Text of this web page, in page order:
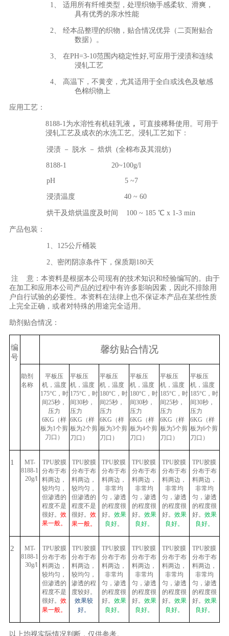
1、 适用所有纤维类型，处理织物手感柔软、滑爽，
具有优秀的亲水性能
2、 经本品整理的织物，贴合情况优异（二页附贴合
数据）。
3、 在PH=3-10范围内稳定性好, 可应用于浸渍和连续
浸轧工艺
4、 高温下，不黄变，尤其适用于全白或浅色及敏感
色棉织物上
应用工艺：
8188-1 为水溶性有机硅乳液 ， 可直接稀释使用。可用于
浸轧工艺及成衣的水洗工艺。浸轧工艺如下：
浸渍 － 脱水 － 焙烘 (全棉布及其混纺)
8188-1
20~100g/l
pH 5~7
浸渍温度 40~ 60
烘干及焙烘温度及时间 100 ~ 185 ℃ x 1-3 min
产品包装：
1 125公斤桶装
2 、密闭阴凉条件下，保质期180天
注 意： 本资料是根据本公司现有的技术知识和经验编写的。由于
在加工和应用本公司产品的过程中有许多影响因素，因此不排除用
户自行试验的必要性。本资料在法律上也不保证本产品在某些性质
上完全正确，或者对特殊的用途完全适用。
助剂贴合情况：
编
号
馨纺贴合情况
助剂
名称
平板压
机，温度
175°C，时
间25秒，
压力
6KG （样
板为1个剪
刀口）
平板压
机，温度
175°C，时
间30秒，
压力
6KG （样
板为2个剪
刀口）
平板压
机，温度
180°C，时
间25秒，
压力
6KG （样
板为3个剪
刀口）
平板压
机，温度
180°C，时
间30秒，
压力
6KG （样
板为4个剪
刀口）
平板压
机，温度
185°C，时
间25秒，
压力
6KG （样
板为5个剪
刀口）
平板压
机，温度
185°C，时
间30秒，
压力
6KG （样
板为6个剪
刀口）
1
MT-
8188-1
20g/l
TPU胶膜
分布于布
料两边，
较均匀，
但渗透的
程度不是
很好。效
果一般。
TPU胶膜
分布于布
料两边，
较均匀，
但渗透的
程度不是
很好。效
果一般。
TPU胶膜
分布于布
料两边，
非常均
匀，渗透
的程度很
好。 效果
良好。
TPU胶膜
分布于布
料两边，
非常均
匀，渗透
的程度很
好。 效果
良好。
TPU胶膜
分布于布
料两边，
非常均
匀，渗透
的程度很
好。 效果
良好。
TPU胶膜
分布于布
料两边，
非常均
匀，渗透
的程度很
好。 效果
良好。
2
MT-
8188-1
30g/l
TPU胶膜
分布于布
料两边，
较均匀，
但渗透的
程度不是
很好。效
果一般。
TPU胶膜
分布于布
料两边，
较均匀，
渗透的程
度较好。
效果较
好。
TPU胶膜
分布于布
料两边，
非常均
匀，渗透
的程度很
好。 效果
良好。
TPU胶膜
分布于布
料两边，
非常均
匀，渗透
的程度很
好。 效果
良好。
TPU胶膜
分布于布
料两边，
非常均
匀，渗透
的程度很
好。 效果
良好。
TPU胶膜
分布于布
料两边，
非常均
匀，渗透
的程度很
好。 效果
良好。
以上均视实际情况判断，仅供参考。